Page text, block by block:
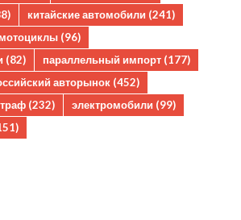
китайские автомобили (241)
мотоциклы (96)
(82) параллельный импорт (177)
авторынок (452)
(232) электромобили (99)